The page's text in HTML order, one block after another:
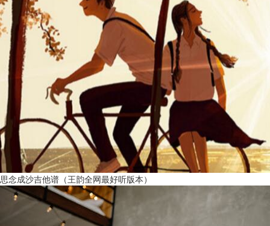
思念成沙吉他谱（王韵全网最好听版本）